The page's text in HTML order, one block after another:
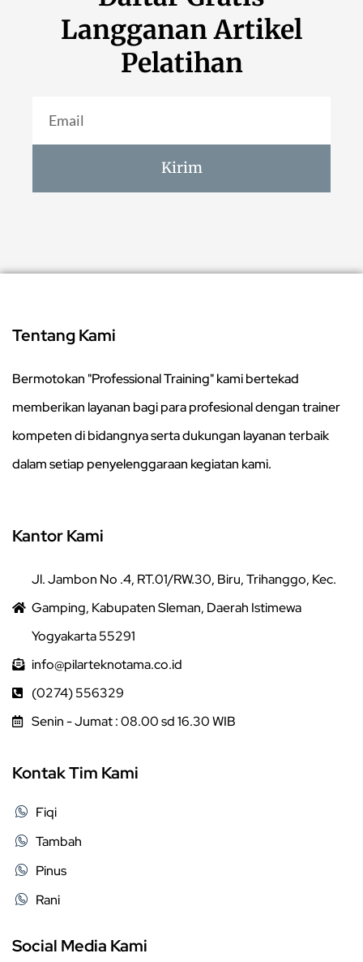
Langganan Artikel
Pelatihan
Kirim
Tentang Kami
Bermotokan "Professional Training" kami bertekad
memberikan layanan bagi para profesional dengan trainer
kompeten di bidangnya serta dukungan layanan terbaik
dalam setiap penyelenggaraan kegiatan kami.
Kantor Kami
Jl. Jambon No .4, RT.01/RW.30, Biru, Trihanggo, Kec.
Gamping, Kabupaten Sleman, Daerah Istimewa
Yogyakarta 55291
info@pilarteknotama.co.id
(0274) 556329
Senin - Jumat : 08.00 sd 16.30 WIB
Kontak Tim Kami
Fiqi
Tambah
Pinus
Rani
Social Media Kami